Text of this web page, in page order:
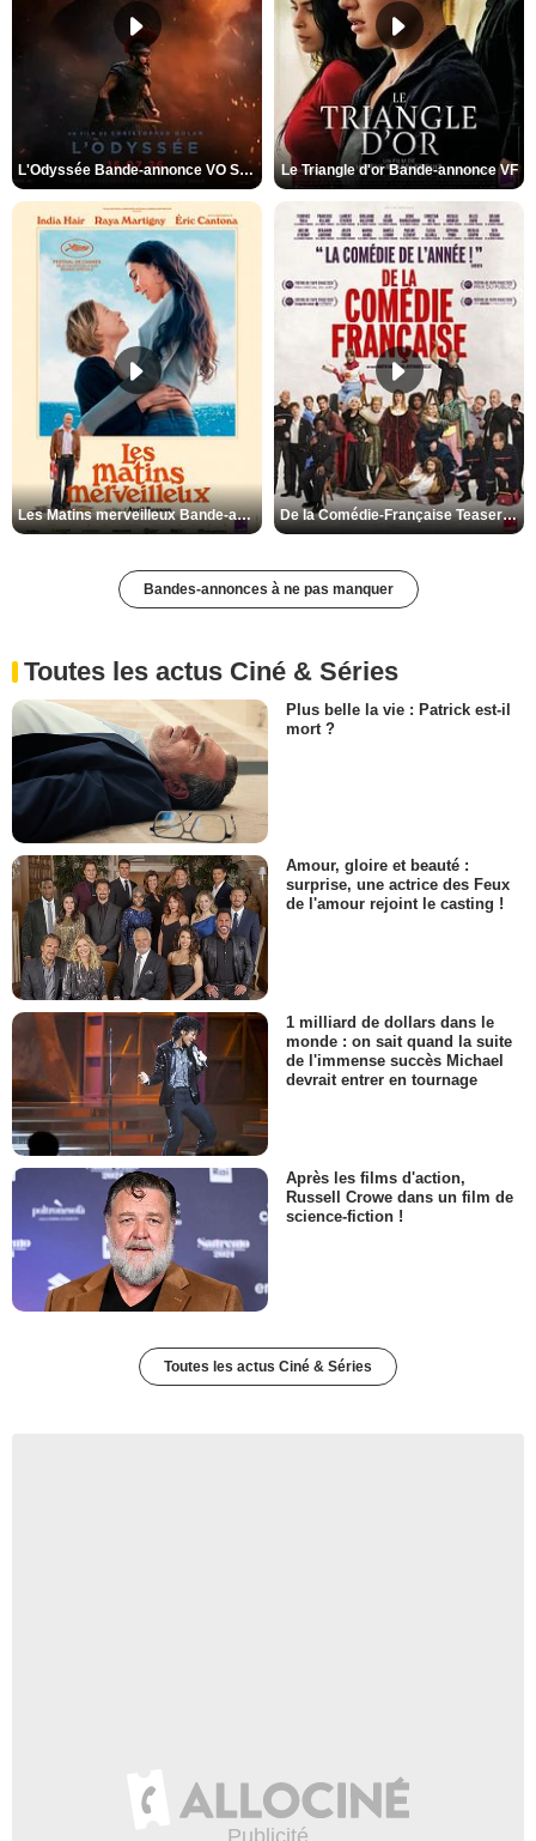
L'Odyssée Bande-annonce VO STFR Le Triangle d'or Bande-annonce VF
Les Matins merveilleux Bande-annonce VF De la Comédie-Française Teaser VF
Bandes-annonces à ne pas manquer
Toutes les actus Ciné & Séries
Plus belle la vie : Patrick est-il
mort ?
Amour, gloire et beauté :
surprise, une actrice des Feux
de l'amour rejoint le casting !
1 milliard de dollars dans le
monde : on sait quand la suite
de l'immense succès Michael
devrait entrer en tournage
Après les films d'action,
Russell Crowe dans un film de
science-fiction !
Toutes les actus Ciné & Séries